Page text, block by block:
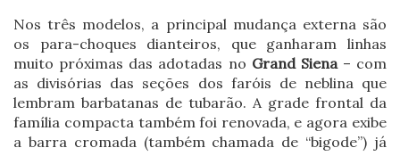
Nos três modelos, a principal mudança externa são
os para-choques dianteiros, que ganharam linhas
muito próximas das adotadas no Grand Siena– com
as divisórias das seções dos faróis de neblina que
lembram barbatanas de tubarão. A grade frontal da
família compacta também foi renovada, e agora exibe
a barra cromada (também chamada de “bigode”) já